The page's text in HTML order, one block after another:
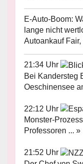
E-Auto-Boom:
lange nicht
Autoankauf
21:34 Uhr
Bei Kandersteg
Oeschinensee
22:12 Uhr
Monster-
Professoren ... »
21:52 Uhr